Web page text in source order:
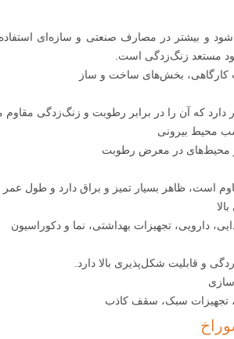
و بیشتر در مصارف صنعتی و سازه‌ای استفاده
مستعد زنگ‌زدگی است.
کارگاهی، بخش‌های ساخت و ساز
محیط بیرونی
و محیط‌های در معرض رطوبت
است، ظاهر بسیار تمیز و براق دارد و طول عمر
دارویی، تجهیزات بهداشتی، نما و دکوراسیون
و قابلیت شکل‌پذیری بالا دارد.
تجهیزات سبک، سقف کاذب